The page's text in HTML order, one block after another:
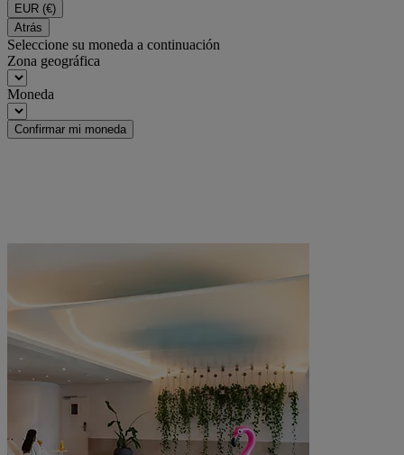
EUR (€)
Atrás
Seleccione su moneda a continuación
Zona geográfica
Moneda
Confirmar mi moneda